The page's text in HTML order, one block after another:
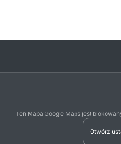
Ten Mapa Google Maps jest
Otwórz